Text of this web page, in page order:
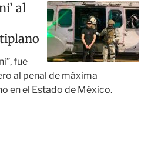
al
fue
al penal de máxima
en el Estado de México.